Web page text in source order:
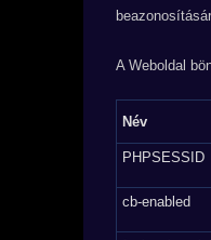
A Weboldal
Név
PHPSESSID
cb-enabled